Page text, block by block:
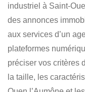
industriel à Saint-
des annonces
aux services d’un
plateformes
préciser vos critères
la taille, les